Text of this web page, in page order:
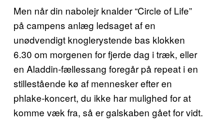
Men når din nabolejr knalder “Circle of Life”
på campens anlæg ledsaget af en
unødvendigt knoglerystende bas klokken
6.30 om morgenen for fjerde dag i træk, eller
en Aladdin-fællessang foregår på repeat i en
stillestående kø af mennesker efter en
phlake-koncert, du ikke har mulighed for at
komme væk fra, så er galskaben gået for vidt.